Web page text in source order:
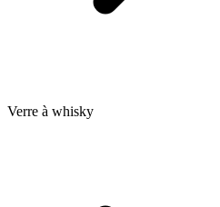
Verre à whisky